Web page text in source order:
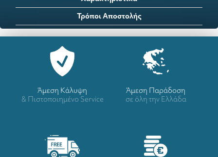
Τρόποι Αποστολής
Άμεση Κάλυψη
& Πιστοποιημένο Service
Άμεση Παράδοση
σε όλη την Ελλάδα